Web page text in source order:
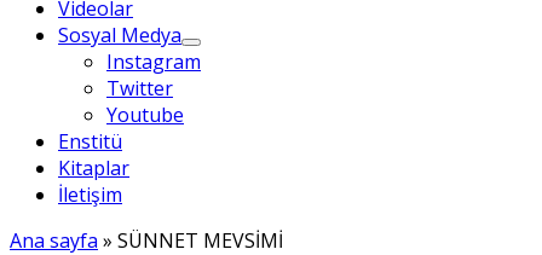
Videolar
Sosyal Medya
Instagram
Twitter
Youtube
Enstitü
Kitaplar
İletişim
Ana sayfa » SÜNNET MEVSİMİ